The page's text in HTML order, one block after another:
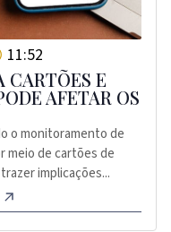
11:52
CARTÕES E
AFETAR OS
o monitoramento de
meio de cartões de
implicações...